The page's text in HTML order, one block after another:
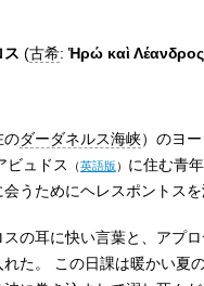
ス (古希: Ἡρώ καὶ Λέανδρος
のダーダネルス海峡）のヨ
ビュドス （英語版） に住む青年
うためにヘレスポントス
の耳に快い言葉と、アプ
た。 この日課は暖かい夏